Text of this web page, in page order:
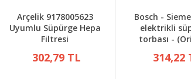
Arçelik 9178005623
Uyumlu Süpürge Hepa
Filtresi
302,79 TL
Bosch -
elektrikli
torbası -
314,22